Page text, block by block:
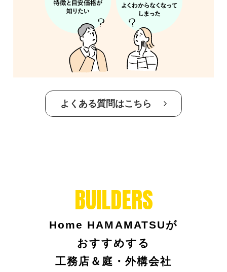
よくある質問はこちら
BUILDERS
Home HAMAMATSUが
おすすめする
工務店＆庭・外構会社